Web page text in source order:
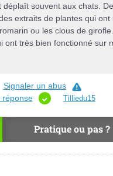
déplaît souvent aux chats.
extraits de plantes qui
ou les clous de
ont très bien fonctionné sur
Signaler un abus
réponse
Tilliedu15
Pratique ou pas ?